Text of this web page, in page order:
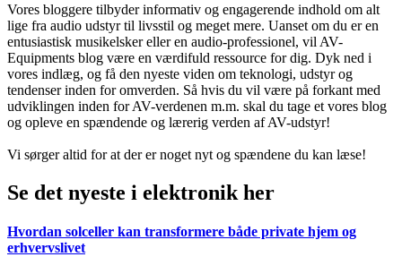
Vores bloggere tilbyder informativ og engagerende indhold om alt
lige fra audio udstyr til livsstil og meget mere. Uanset om du er en
entusiastisk musikelsker eller en audio-professionel, vil AV-
Equipments blog være en værdifuld ressource for dig. Dyk ned i
vores indlæg, og få den nyeste viden om teknologi, udstyr og
tendenser inden for omverden. Så hvis du vil være på forkant med
udviklingen inden for AV-verdenen m.m. skal du tage et vores blog
og opleve en spændende og lærerig verden af AV-udstyr!
Vi sørger altid for at der er noget nyt og spændene du kan læse!
Se det nyeste i elektronik her
Hvordan solceller kan transformere både private hjem og
erhvervslivet